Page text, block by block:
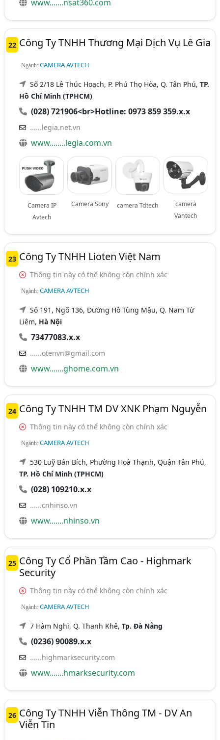
www.......nsat360.com
22 Công Ty TNHH Thương Mại Dịch Vụ Lê Gia
Ngành:CAMERA AVTECH
Số 2/18 Lê Thúc Hoạch, P. Phú Thọ Hòa, Q. Tân Phú,TP.
Hồ Chí Minh (TPHCM)
(028) 721906<br>Hotline: 0973 859 359.x.x
......legia.net.vn
www........legia.com.vn
Camera IP
Avtech
Camera Sony camera Tdtech
camera
Vantech
23 Công Ty TNHH Lioten Việt Nam
Thông tin này có thể không còn chính xác
Ngành:CAMERA AVTECH
Số 191, Ngõ 136, Đường Hồ Tùng Mậu, Q. Nam Từ
Liêm, Hà Nội
73477083.x.x
......otenvn@gmail.com
www.......ghome.com.vn
24 Công Ty TNHH TM DV XNK Phạm Nguyễn
Thông tin này có thể không còn chính xác
Ngành:CAMERA AVTECH
530 Luỹ Bán Bích, Phường Hoà Thạnh, Quận Tân Phú,
TP. Hồ Chí Minh (TPHCM)
(028) 109210.x.x
......cnhinso.vn
www.......nhinso.vn
25 Công Ty Cổ Phần Tầm Cao - Highmark
Security
Thông tin này có thể không còn chính xác
Ngành:CAMERA AVTECH
7 Hàm Nghi, Q. Thanh Khê,Tp. Đà Nẵng
(0236) 90089.x.x
......highmarksecurity.com
www.......hmarksecurity.com
26 Công Ty TNHH Viễn Thông TM - DV An
Viễn Tin